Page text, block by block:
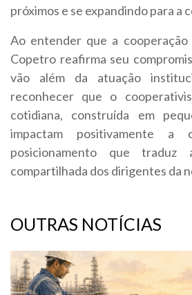
próximos e se expandindo para a
Ao entender que a cooperação
Copetro reafirma seu
vão além da atuação
reconhecer que o
cotidiana, construída em
impactam positivamente a
posicionamento que traduz
compartilhada dos dirigentes da
OUTRAS NOTÍCIAS